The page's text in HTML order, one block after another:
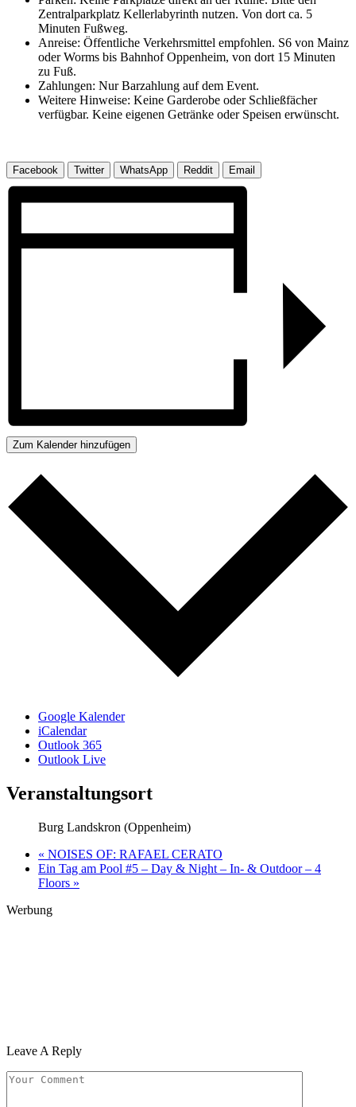
Zentralparkplatz Kellerlabyrinth nutzen. Von dort ca. 5
Minuten Fußweg.
Anreise: Öffentliche Verkehrsmittel empfohlen. S6 von Mainz
oder Worms bis Bahnhof Oppenheim, von dort 15 Minuten
zu Fuß.
Zahlungen: Nur Barzahlung auf dem Event.
Weitere Hinweise: Keine Garderobe oder Schließfächer
verfügbar. Keine eigenen Getränke oder Speisen erwünscht.
Facebook Twitter WhatsApp Reddit Email
Zum Kalender hinzufügen
Google Kalender
iCalendar
Outlook 365
Outlook Live
Veranstaltungsort
Burg Landskron (Oppenheim)
« NOISES OF: RAFAEL CERATO
Ein Tag am Pool #5 – Day & Night – In- & Outdoor – 4
Floors »
Werbung
Leave A Reply